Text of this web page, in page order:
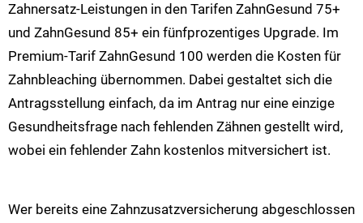
Zahnersatz-Leistungen in den Tarifen ZahnGesund 75+
und ZahnGesund 85+ ein fünfprozentiges Upgrade. Im
Premium-Tarif ZahnGesund 100 werden die Kosten für
Zahnbleaching übernommen. Dabei gestaltet sich die
Antragsstellung einfach, da im Antrag nur eine einzige
Gesundheitsfrage nach fehlenden Zähnen gestellt wird,
wobei ein fehlender Zahn kostenlos mitversichert ist.
Wer bereits eine Zahnzusatzversicherung abgeschlossen